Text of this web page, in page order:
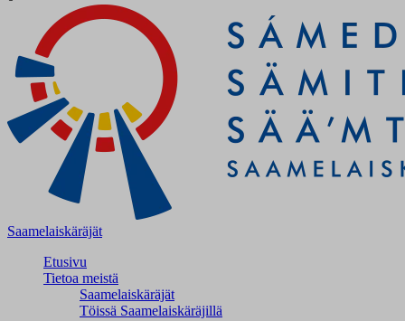
Saamelaiskäräjät
Etusivu
Tietoa meistä
Saamelaiskäräjät
Töissä Saamelaiskäräjillä